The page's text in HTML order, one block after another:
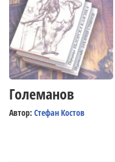
Големанов
Автор: Стефан Костов